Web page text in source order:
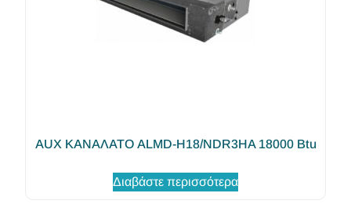
AUX ΚΑΝΑΛΑΤΟ ALMD-H18/NDR3HA 18000 Btu
Διαβάστε περισσότερα